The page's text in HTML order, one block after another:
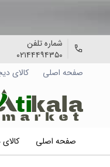
شماره تلفن
۰۲۱۴۴۴۹۴۳۵۰
صفحه اصلی
کالاي
صفحه اصلی